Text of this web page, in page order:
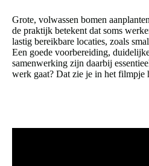
Grote, volwassen bomen
de praktijk betekent dat soms
lastig bereikbare locaties, zoals
Een goede voorbereiding,
samenwerking zijn daarbij
werk gaat? Dat zie je in het filmpje